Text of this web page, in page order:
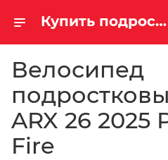
Купить подростковый велосипед Giant ARX 26 2025 Phoenix Fire для мальчика или девочки, вес всего грамм с рамой и тормозами за 61500.00000000 руб. в Саратове и Энгельсе
Велосипед
ARX 26 2025
Fire